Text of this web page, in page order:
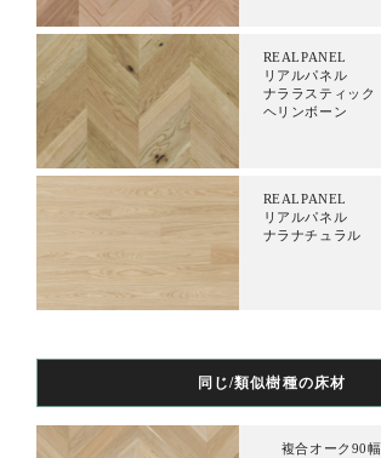
REALPANEL
リアルパネル
ナララスティック
ヘリンボーン
REALPANEL
リアルパネル
ナラナチュラル
同じ/類似樹種の床材
複合オーク90幅